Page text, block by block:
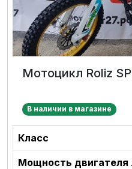
Мотоцикл Roliz
В наличии в магазине
Класс
Мощность двигателя